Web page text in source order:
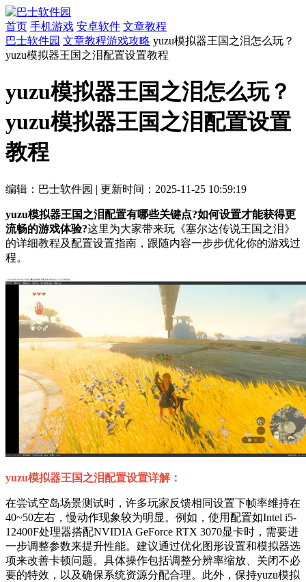
首页 手机游戏 安卓软件 文章教程
巴士软件园 文章教程游戏攻略 yuzu模拟器王国之泪怎么玩？
yuzu模拟器王国之泪配置设置教程
yuzu模拟器王国之泪怎么玩？
yuzu模拟器王国之泪配置设置
教程
编辑：巴士软件园 | 更新时间：2025-11-25 10:59:19
yuzu模拟器王国之泪配置有哪些关键点?如何设置才能获得更
流畅的游戏体验?这里为大家带来玩《塞尔达传说王国之泪》
的详细教程及配置设置指南，跟随内容一步步优化你的游戏过
程。
yuzu模拟器王国之泪配置设置详解：
在尝试空岛场景测试时，许多玩家反馈相同设置下帧率维持在
40~50左右，慢动作现象较为明显。例如，使用配置如Intel i5-
12400F处理器搭配NVIDIA GeForce RTX 3070显卡时，需要进
一步调整参数来提升性能。建议通过优化图形设置和模拟器选
项来改善卡顿问题。具体操作包括调整分辨率缩放、关闭不必
要的特效，以及确保系统资源分配合理。此外，保持yuzu模拟